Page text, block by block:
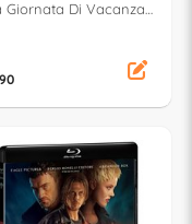
Giornata Di Vacanza
90